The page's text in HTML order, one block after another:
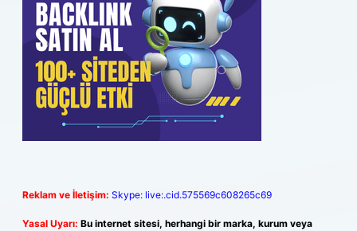
Reklam ve İletişim: Skype: live:.cid.575569c608265c69
Yasal Uyarı: Bu internet sitesi, herhangi bir marka, kurum veya